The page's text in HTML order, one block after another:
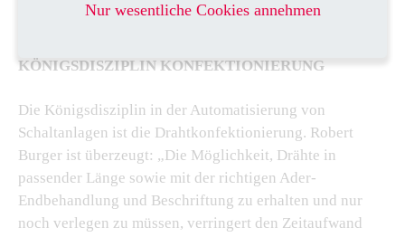
KÖNIGSDISZIPLIN KONFEKTIONIERUNG
Die Königsdisziplin in der Automatisierung von
Schaltanlagen ist die Drahtkonfektionierung. Robert
Burger ist überzeugt: „Die Möglichkeit, Drähte in
passender Länge sowie mit der richtigen Ader-
Endbehandlung und Beschriftung zu erhalten und nur
noch verlegen zu müssen, verringert den Zeitaufwand
Nur wesentliche Cookies annehmen